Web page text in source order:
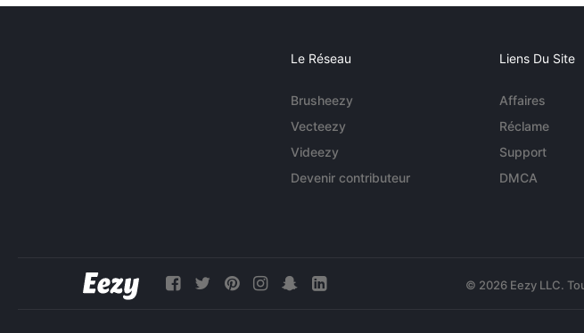
Le Réseau
Brusheezy
Vecteezy
Videezy
Devenir contributeur
Liens Du Site
Affaires
Réclame
Support
DMCA
© 2026 Eezy LLC.